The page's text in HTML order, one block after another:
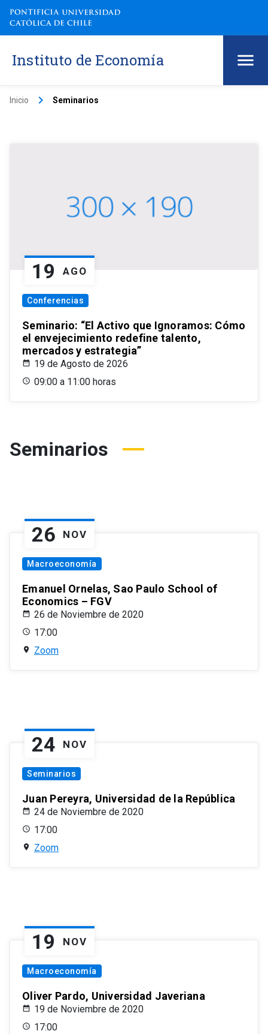
Instituto de Economía
Inicio keyboard_arrow_right Seminarios
19 AGO
Conferencias
Seminario: “El Activo que Ignoramos: Cómo
el envejecimiento redefine talento,
mercados y estrategia”
19 de Agosto de 2026
09:00 a 11:00 horas
Seminarios
26 NOV
Macroeconomía
Emanuel Ornelas, Sao Paulo School of
Economics – FGV
26 de Noviembre de 2020
17:00
Zoom
24 NOV
Seminarios
Juan Pereyra, Universidad de la República
24 de Noviembre de 2020
17:00
Zoom
19 NOV
Macroeconomía
Oliver Pardo, Universidad Javeriana
19 de Noviembre de 2020
17:00